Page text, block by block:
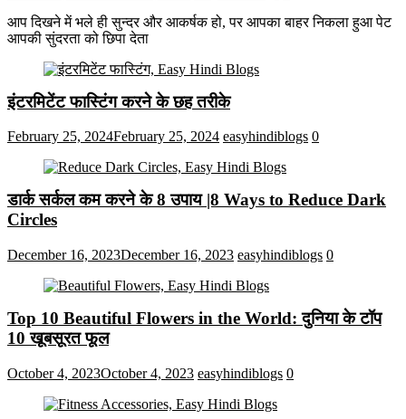
आप दिखने में भले ही सुन्दर और आकर्षक हो, पर आपका बाहर निकला हुआ पेट
आपकी सुंदरता को छिपा देता
इंटरमिटेंट फास्टिंग करने के छह तरीके
February 25, 2024February 25, 2024 easyhindiblogs 0
डार्क सर्कल कम करने के 8 उपाय |8 Ways to Reduce Dark
Circles
December 16, 2023December 16, 2023 easyhindiblogs 0
Top 10 Beautiful Flowers in the World: दुनिया के टॉप
10 खूबसूरत फूल
October 4, 2023October 4, 2023 easyhindiblogs 0